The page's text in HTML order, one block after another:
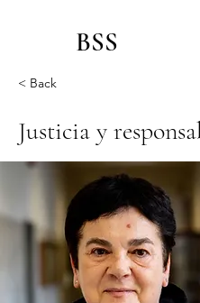
BSS
< Back
Justicia y